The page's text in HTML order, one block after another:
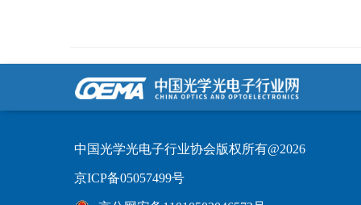
中国光学光电子行业协会版权所有@2026
京ICP备05057499号